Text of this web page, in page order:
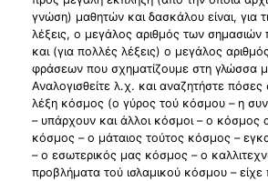
γνώση) μαθητών και δασκάλου είναι, για
λέξεις, ο μεγάλος αριθμός των σημασιών
και (για πολλές λέξεις) ο μεγάλος
φράσεων που σχηματίζουμε στη γλώσσα
Αναλογισθείτε λ.χ. και αναζητήστε πόσες
λέξη κόσμος (ο γύρος τού κόσμου – η
– υπάρχουν και άλλοι κόσμοι – ο κόσμος
κόσμος – ο μάταιος τούτος κόσμος –
– ο εσωτερικός μας κόσμος – ο
προβλήματα τού ισλαμικού κόσμου –